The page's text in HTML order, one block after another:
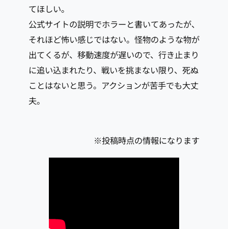
てほしい。
公式サイトの説明でホラーと書いてあったが、
それほど怖い感じではない。怪物のような物が
出てくるが、移動速度が遅いので、行き止まり
に追い込まれたり、戦いを挑まない限り、死ぬ
ことはないと思う。アクションが苦手でも大丈
夫。
※投稿時点の情報になります